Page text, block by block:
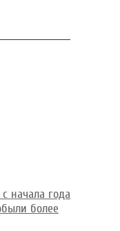
начала года
более